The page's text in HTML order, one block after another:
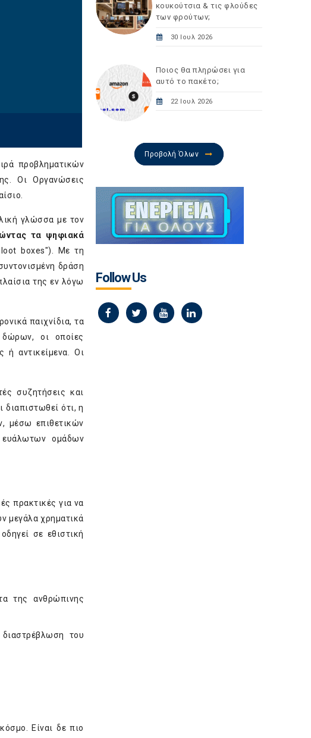
προβληματικών
Οι Οργανώσεις
γλώσσα με τον
τα ψηφιακά
boxes")
. Με τη
δράση
της εν λόγω
παιχνίδια, τα
δώρων, οι οποίες
ή αντικείμενα. Οι
συζητήσεις και
ότι, η
μέσω επιθετικών
ευάλωτων ομάδων
πρακτικές για να
μεγάλα χρηματικά
σε εθιστική
της ανθρώπινης
του
Είναι δε πιο
κουκούτσια & τις φλούδες
των φρούτων;
30 Ιουλ 2026
Ποιος θα πληρώσει για
αυτό το πακέτο;
22 Ιουλ 2026
Προβολή Όλων
Follow Us